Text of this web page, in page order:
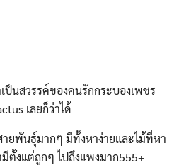
ป็นสวรรค์ของคนรักกระบองเพชร
เลยก็ว่าได้
ายพันธุ์มากๆ มีทั้งหาง่ายและไม้ที่หา
ตั้งแต่ถูกๆ ไปถึงแพงมาก555+